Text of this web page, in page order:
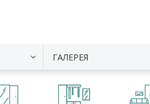
ГАЛЕРЕЯ